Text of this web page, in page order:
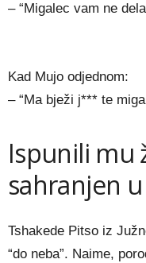
– “Migalec vam ne
Kad Mujo odjednom:
– “Ma bježi j*** te
Ispunili mu
sahranjen
Tshakede Pitso iz
“do neba”. Naime,